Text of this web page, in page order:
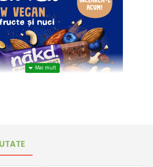
batoane
100%